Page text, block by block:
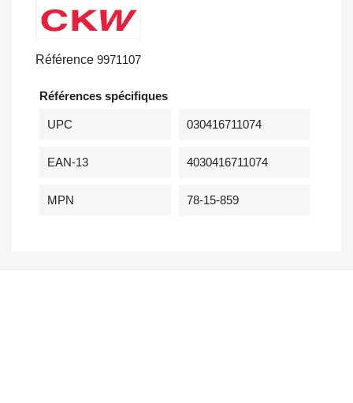
Référence 9971107
Références spécifiques
UPC 030416711074
EAN-13 4030416711074
MPN 78-15-859